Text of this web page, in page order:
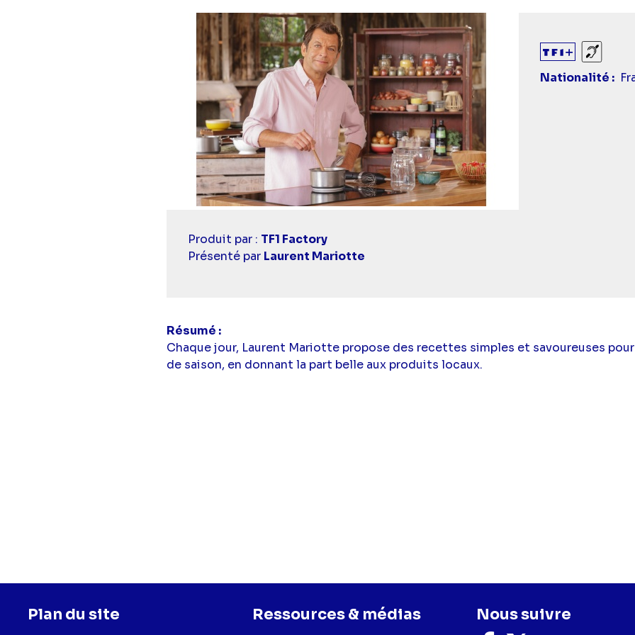
Sourds
Nationalité
Casting
simba
Produit par : TF1 Factory
Présenté par Laurent Mariotte
Résumé
Chaque jour, Laurent Mariotte propose des recettes simples et savoureuses
de saison, en donnant la part belle aux produits locaux.
Plan du site Ressources & médias Nous suivre